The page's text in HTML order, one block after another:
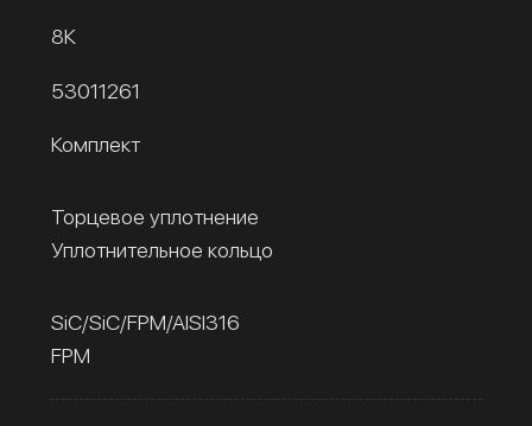
8К
53011261
Комплект
Торцевое уплотнение
Уплотнительное кольцо
SiC/SiC/FPM/AISI316
FPM